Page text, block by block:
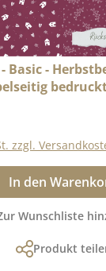
Basic -
zzgl.
In den
Wunschliste
Produkt